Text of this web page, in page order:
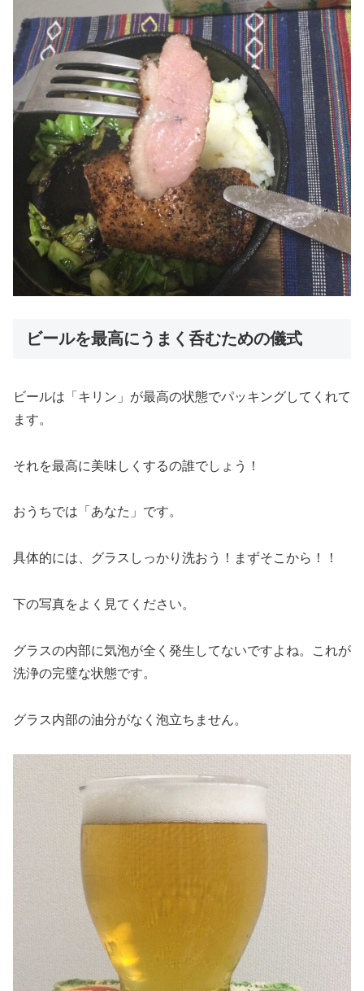
ビールを最高にうまく呑むための儀式
ビールは「キリン」が最高の状態でパッキングしてくれて
ます。
それを最高に美味しくするの誰でしょう！
おうちでは「あなた」です。
具体的には、グラスしっかり洗おう！まずそこから！！
下の写真をよく見てください。
グラスの内部に気泡が全く発生してないですよね。これが
洗浄の完璧な状態です。
グラス内部の油分がなく泡立ちません。